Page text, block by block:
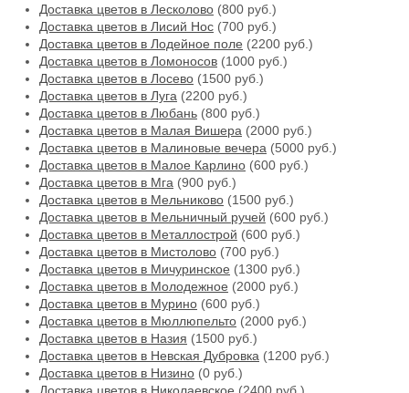
Доставка цветов в Лесколово (800 руб.)
Доставка цветов в Лисий Нос (700 руб.)
Доставка цветов в Лодейное поле (2200 руб.)
Доставка цветов в Ломоносов (1000 руб.)
Доставка цветов в Лосево (1500 руб.)
Доставка цветов в Луга (2200 руб.)
Доставка цветов в Любань (800 руб.)
Доставка цветов в Малая Вишера (2000 руб.)
Доставка цветов в Малиновые вечера (5000 руб.)
Доставка цветов в Малое Карлино (600 руб.)
Доставка цветов в Мга (900 руб.)
Доставка цветов в Мельниково (1500 руб.)
Доставка цветов в Мельничный ручей (600 руб.)
Доставка цветов в Металлострой (600 руб.)
Доставка цветов в Мистолово (700 руб.)
Доставка цветов в Мичуринское (1300 руб.)
Доставка цветов в Молодежное (2000 руб.)
Доставка цветов в Мурино (600 руб.)
Доставка цветов в Мюллюпельто (2000 руб.)
Доставка цветов в Назия (1500 руб.)
Доставка цветов в Невская Дубровка (1200 руб.)
Доставка цветов в Низино (0 руб.)